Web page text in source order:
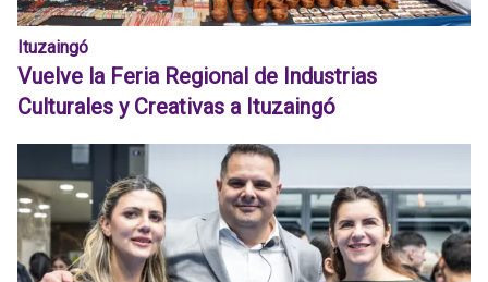
Ituzaingó
Vuelve la Feria Regional de Industrias
Culturales y Creativas a Ituzaingó